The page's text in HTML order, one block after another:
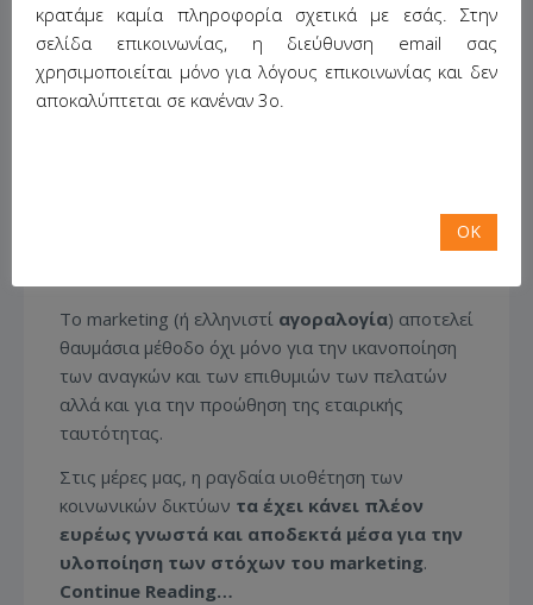
April 5, 2013 /No Comments /Posted in:
content,marketing social media,social
networks
Το marketing (ή ελληνιστί αγοραλογία) αποτελεί
θαυμάσια μέθοδο όχι μόνο για την ικανοποίηση
των αναγκών και των επιθυμιών των πελατών
αλλά και για την προώθηση της εταιρικής
ταυτότητας.
Στις μέρες μας, η ραγδαία υιοθέτηση των
κοινωνικών δικτύων τα έχει κάνει πλέον
ευρέως γνωστά και αποδεκτά μέσα για την
υλοποίηση των στόχων του marketing.
Continue Reading…
κρατάμε καμία πληροφορία σχετικά με εσάς. Στην
σελίδα επικοινωνίας, η διεύθυνση email σας
χρησιμοποιείται μόνο για λόγους επικοινωνίας και δεν
αποκαλύπτεται σε κανέναν 3ο.
OK